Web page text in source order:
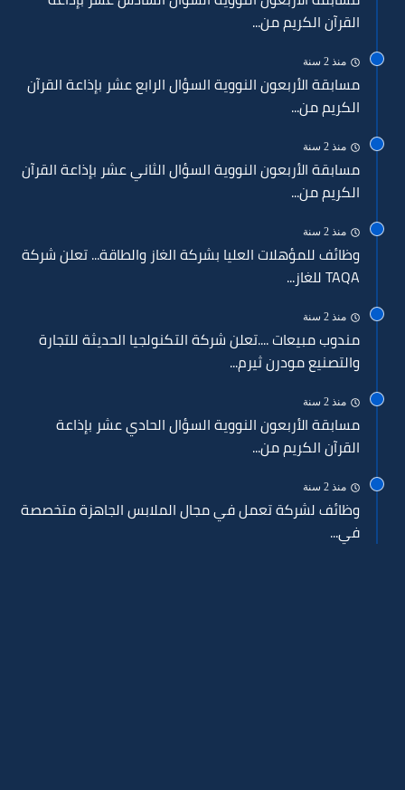
القرآن الكريم من...
منذ 2 سنة
مسابقة الأربعون النووية السؤال الرابع عشر بإذاعة القرآن
الكريم من...
منذ 2 سنة
مسابقة الأربعون النووية السؤال الثاني عشر بإذاعة القرآن
الكريم من...
منذ 2 سنة
وظائف للمؤهلات العليا بشركة الغاز والطاقة... تعلن شركة
TAQA للغاز...
منذ 2 سنة
مندوب مبيعات ....تعلن شركة التكنولجيا الحديثة للتجارة
والتصنيع مودرن ثيرم...
منذ 2 سنة
مسابقة الأربعون النووية السؤال الحادي عشر بإذاعة
القرآن الكريم من...
منذ 2 سنة
وظائف لشركة تعمل في مجال الملابس الجاهزة متخصصة
في...